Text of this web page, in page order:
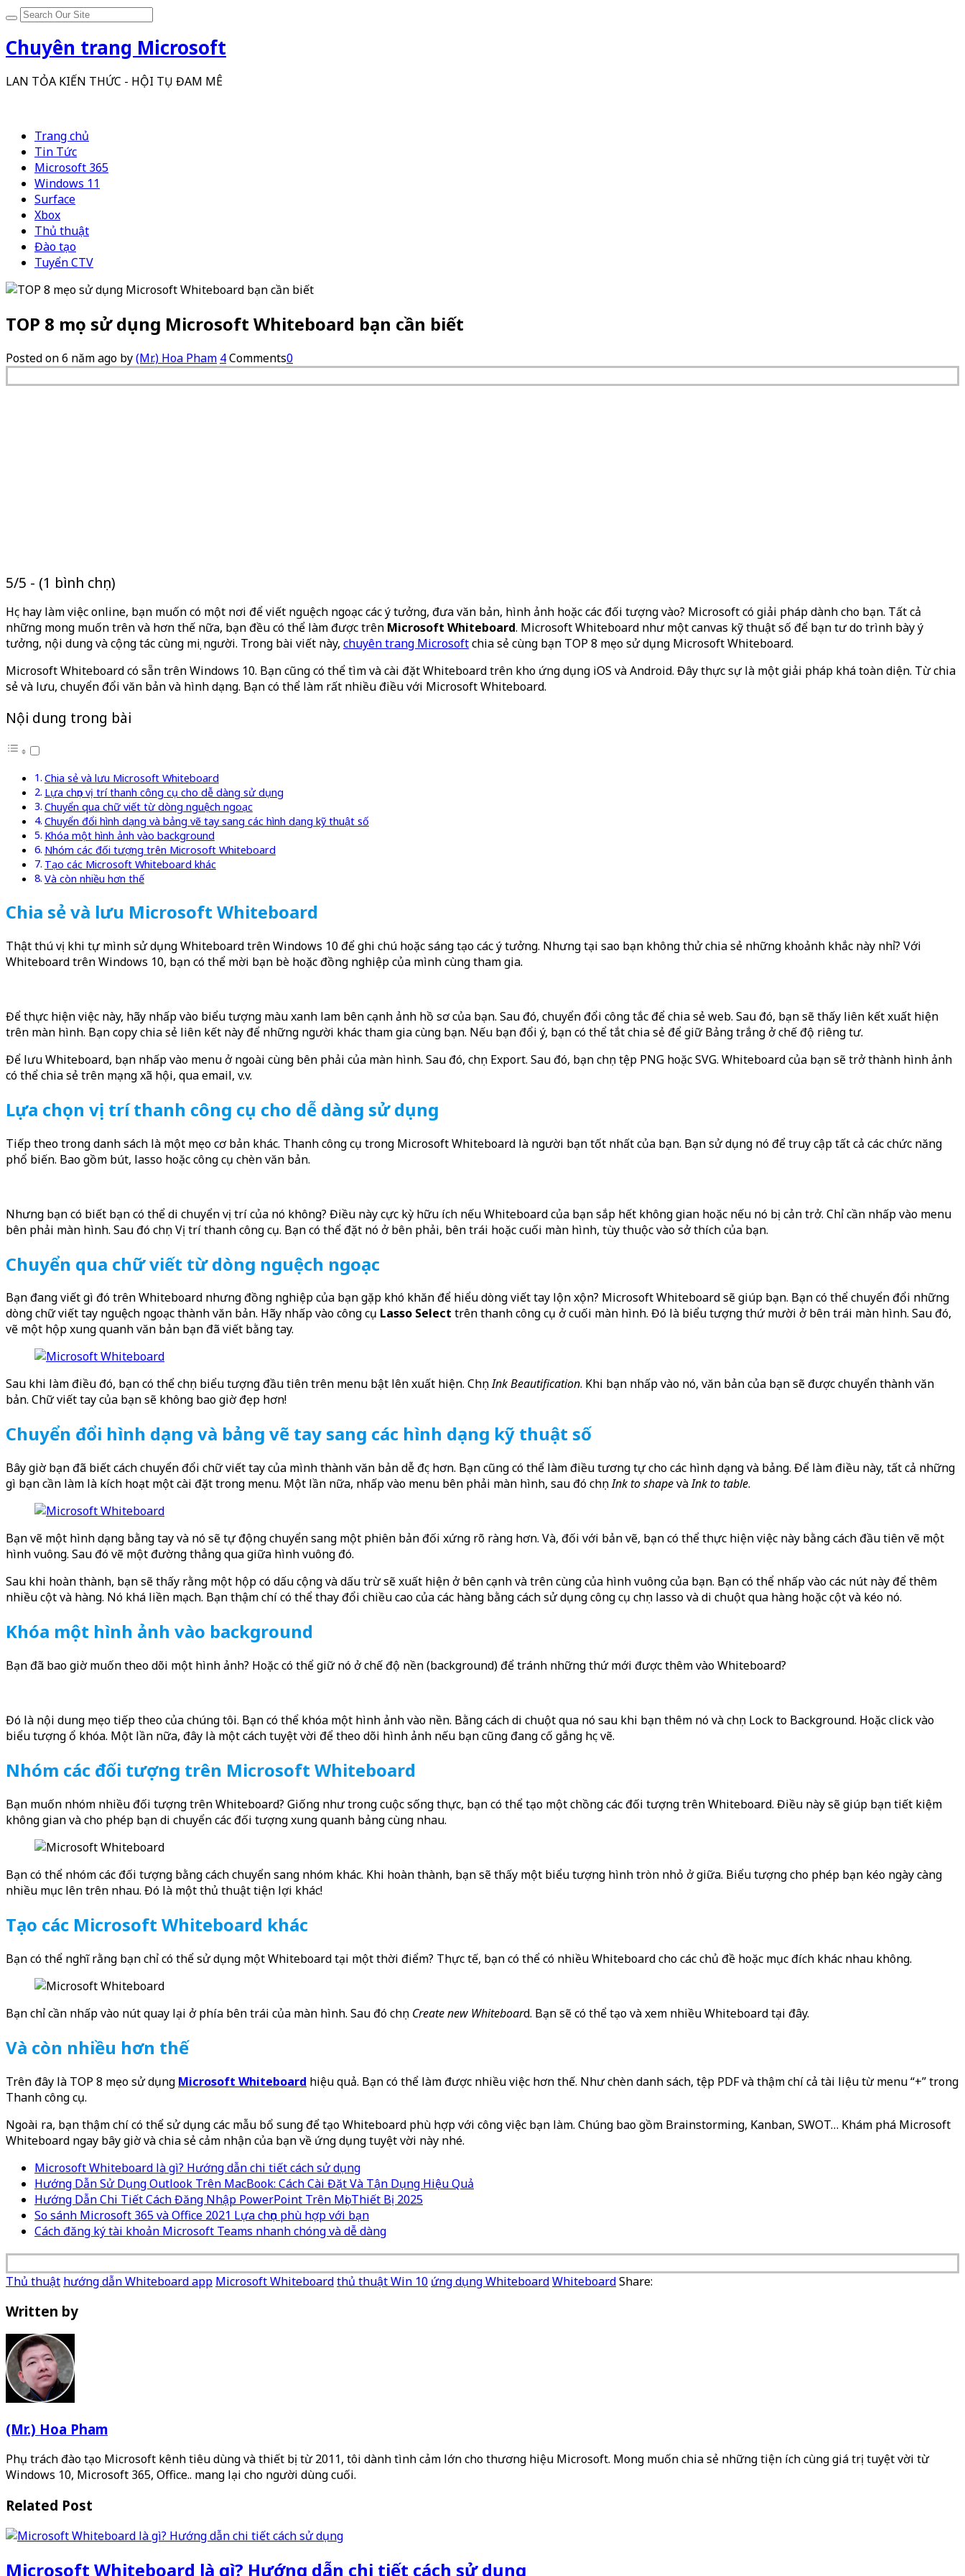
Chuyên trang Microsoft
LAN TỎA KIẾN THỨC - HỘI TỤ ĐAM MÊ
Trang chủ
Tin Tức
Microsoft 365
Windows 11
Surface
Xbox
Thủ thuật
Đào tạo
Tuyển CTV
TOP 8 mẹo sử dụng Microsoft Whiteboard bạn cần biết
Posted on6 năm ago by(Mr.) Hoa Pham 4Comments0
5/5 - (1 bình chọn)
Học hay làm việc online, bạn muốn có một nơi để viết nguệch ngoạc các ý tưởng, đưa văn bản, hình ảnh hoặc các đối tượng vào? Microsoft có giải pháp dành cho bạn. Tất cả
những mong muốn trên và hơn thế nữa, bạn đều có thể làm được trên Microsoft Whiteboard. Microsoft Whiteboard như một canvas kỹ thuật số để bạn tư do trình bày ý
tưởng, nội dung và cộng tác cùng mọi người. Trong bài viết này, chuyên trang Microsoftchia sẻ cùng bạn TOP 8 mẹo sử dụng Microsoft Whiteboard.
Microsoft Whiteboard có sẵn trên Windows 10. Bạn cũng có thể tìm và cài đặt Whiteboard trên kho ứng dụng iOS và Android. Đây thực sự là một giải pháp khá toàn diện. Từ chia
sẻ và lưu, chuyển đổi văn bản và hình dạng. Bạn có thể làm rất nhiều điều với Microsoft Whiteboard.
Nội dung trong bài
Chia sẻ và lưu Microsoft Whiteboard
Lựa chọn vị trí thanh công cụ cho dễ dàng sử dụng
Chuyển qua chữ viết từ dòng nguệch ngoạc
Chuyển đổi hình dạng và bảng vẽ tay sang các hình dạng kỹ thuật số
Khóa một hình ảnh vào background
Nhóm các đối tượng trên Microsoft Whiteboard
Tạo các Microsoft Whiteboard khác
Và còn nhiều hơn thế
Chia sẻ và lưu Microsoft Whiteboard
Thật thú vị khi tự mình sử dụng Whiteboard trên Windows 10 để ghi chú hoặc sáng tạo các ý tưởng. Nhưng tại sao bạn không thử chia sẻ những khoảnh khắc này nhỉ? Với
Whiteboard trên Windows 10, bạn có thể mời bạn bè hoặc đồng nghiệp của mình cùng tham gia.
Để thực hiện việc này, hãy nhấp vào biểu tượng màu xanh lam bên cạnh ảnh hồ sơ của bạn. Sau đó, chuyển đổi công tắc để chia sẻ web. Sau đó, bạn sẽ thấy liên kết xuất hiện
trên màn hình. Bạn copy chia sẻ liên kết này để những người khác tham gia cùng bạn. Nếu bạn đổi ý, bạn có thể tắt chia sẻ để giữ Bảng trắng ở chế độ riêng tư.
Để lưu Whiteboard, bạn nhấp vào menu ở ngoài cùng bên phải của màn hình. Sau đó, chọn Export. Sau đó, bạn chọn tệp PNG hoặc SVG. Whiteboard của bạn sẽ trở thành hình ảnh
có thể chia sẻ trên mạng xã hội, qua email, v.v.
Lựa chọn vị trí thanh công cụ cho dễ dàng sử dụng
Tiếp theo trong danh sách là một mẹo cơ bản khác. Thanh công cụ trong Microsoft Whiteboard là người bạn tốt nhất của bạn. Bạn sử dụng nó để truy cập tất cả các chức năng
phổ biến. Bao gồm bút, lasso hoặc công cụ chèn văn bản.
Nhưng bạn có biết bạn có thể di chuyển vị trí của nó không? Điều này cực kỳ hữu ích nếu Whiteboard của bạn sắp hết không gian hoặc nếu nó bị cản trở. Chỉ cần nhấp vào menu
bên phải màn hình. Sau đó chọn Vị trí thanh công cụ. Bạn có thể đặt nó ở bên phải, bên trái hoặc cuối màn hình, tùy thuộc vào sở thích của bạn.
Chuyển qua chữ viết từ dòng nguệch ngoạc
Bạn đang viết gì đó trên Whiteboard nhưng đồng nghiệp của bạn gặp khó khăn để hiểu dòng viết tay lộn xộn? Microsoft Whiteboard sẽ giúp bạn. Bạn có thể chuyển đổi những
dòng chữ viết tay nguệch ngoạc thành văn bản. Hãy nhấp vào công cụ Lasso Select trên thanh công cụ ở cuối màn hình. Đó là biểu tượng thứ mười ở bên trái màn hình. Sau đó,
vẽ một hộp xung quanh văn bản bạn đã viết bằng tay.
Sau khi làm điều đó, bạn có thể chọn biểu tượng đầu tiên trên menu bật lên xuất hiện. ChọnInk Beautification. Khi bạn nhấp vào nó, văn bản của bạn sẽ được chuyển thành văn
bản. Chữ viết tay của bạn sẽ không bao giờ đẹp hơn!
Chuyển đổi hình dạng và bảng vẽ tay sang các hình dạng kỹ thuật số
Bây giờ bạn đã biết cách chuyển đổi chữ viết tay của mình thành văn bản dễ đọc hơn. Bạn cũng có thể làm điều tương tự cho các hình dạng và bảng. Để làm điều này, tất cả những
gì bạn cần làm là kích hoạt một cài đặt trong menu. Một lần nữa, nhấp vào menu bên phải màn hình, sau đó chọnInk to shapevàInk to table.
Bạn vẽ một hình dạng bằng tay và nó sẽ tự động chuyển sang một phiên bản đối xứng rõ ràng hơn. Và, đối với bản vẽ, bạn có thể thực hiện việc này bằng cách đầu tiên vẽ một
hình vuông. Sau đó vẽ một đường thẳng qua giữa hình vuông đó.
Sau khi hoàn thành, bạn sẽ thấy rằng một hộp có dấu cộng và dấu trừ sẽ xuất hiện ở bên cạnh và trên cùng của hình vuông của bạn. Bạn có thể nhấp vào các nút này để thêm
nhiều cột và hàng. Nó khá liền mạch. Bạn thậm chí có thể thay đổi chiều cao của các hàng bằng cách sử dụng công cụ chọn lasso và di chuột qua hàng hoặc cột và kéo nó.
Khóa một hình ảnh vào background
Bạn đã bao giờ muốn theo dõi một hình ảnh? Hoặc có thể giữ nó ở chế độ nền (background) để tránh những thứ mới được thêm vào Whiteboard?
Đó là nội dung mẹo tiếp theo của chúng tôi. Bạn có thể khóa một hình ảnh vào nền. Bằng cách di chuột qua nó sau khi bạn thêm nó và chọn Lock to Background. Hoặc click vào
biểu tượng ổ khóa. Một lần nữa, đây là một cách tuyệt vời để theo dõi hình ảnh nếu bạn cũng đang cố gắng học vẽ.
Nhóm các đối tượng trên Microsoft Whiteboard
Bạn muốn nhóm nhiều đối tượng trên Whiteboard? Giống như trong cuộc sống thực, bạn có thể tạo một chồng các đối tượng trên Whiteboard. Điều này sẽ giúp bạn tiết kiệm
không gian và cho phép bạn di chuyển các đối tượng xung quanh bảng cùng nhau.
Bạn có thể nhóm các đối tượng bằng cách chuyển sang nhóm khác. Khi hoàn thành, bạn sẽ thấy một biểu tượng hình tròn nhỏ ở giữa. Biểu tượng cho phép bạn kéo ngày càng
nhiều mục lên trên nhau. Đó là một thủ thuật tiện lợi khác!
Tạo các Microsoft Whiteboard khác
Bạn có thể nghĩ rằng bạn chỉ có thể sử dụng một Whiteboard tại một thời điểm? Thực tế, bạn có thể có nhiều Whiteboard cho các chủ đề hoặc mục đích khác nhau không.
Bạn chỉ cần nhấp vào nút quay lại ở phía bên trái của màn hình. Sau đó chọn Create new Whiteboard. Bạn sẽ có thể tạo và xem nhiều Whiteboard tại đây.
Và còn nhiều hơn thế
Trên đây là TOP 8 mẹo sử dụng Microsoft Whiteboard hiệu quả. Bạn có thể làm được nhiều việc hơn thế. Như chèn danh sách, tệp PDF và thậm chí cả tài liệu từ menu “+” trong
Thanh công cụ.
Ngoài ra, bạn thậm chí có thể sử dụng các mẫu bổ sung để tạo Whiteboard phù hợp với công việc bạn làm. Chúng bao gồm Brainstorming, Kanban, SWOT… Khám phá Microsoft
Whiteboard ngay bây giờ và chia sẻ cảm nhận của bạn về ứng dụng tuyệt vời này nhé.
Microsoft Whiteboard là gì? Hướng dẫn chi tiết cách sử dụng
Hướng Dẫn Sử Dụng Outlook Trên MacBook: Cách Cài Đặt Và Tận Dụng Hiệu Quả
Hướng Dẫn Chi Tiết Cách Đăng Nhập PowerPoint Trên Mọi Thiết Bị 2025
So sánh Microsoft 365 và Office 2021 Lựa chọn phù hợp với bạn
Cách đăng ký tài khoản Microsoft Teams nhanh chóng và dễ dàng
Thủ thuật hướng dẫn Whiteboard app Microsoft Whiteboardthủ thuật Win 10 ứng dụng WhiteboardWhiteboardShare:
Written by
(Mr.) Hoa Pham
Phụ trách đào tạo Microsoft kênh tiêu dùng và thiết bị từ 2011, tôi dành tình cảm lớn cho thương hiệu Microsoft. Mong muốn chia sẻ những tiện ích cùng giá trị tuyệt vời từ
Windows 10, Microsoft 365, Office.. mang lại cho người dùng cuối.
Related Post
Microsoft Whiteboard là gì? Hướng dẫn chi tiết cách sử dụng